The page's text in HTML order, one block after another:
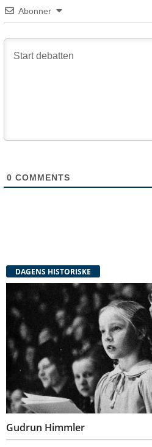
Abonner
0 COMMENTS
DAGENS HISTORISKE
Gudrun Himmler